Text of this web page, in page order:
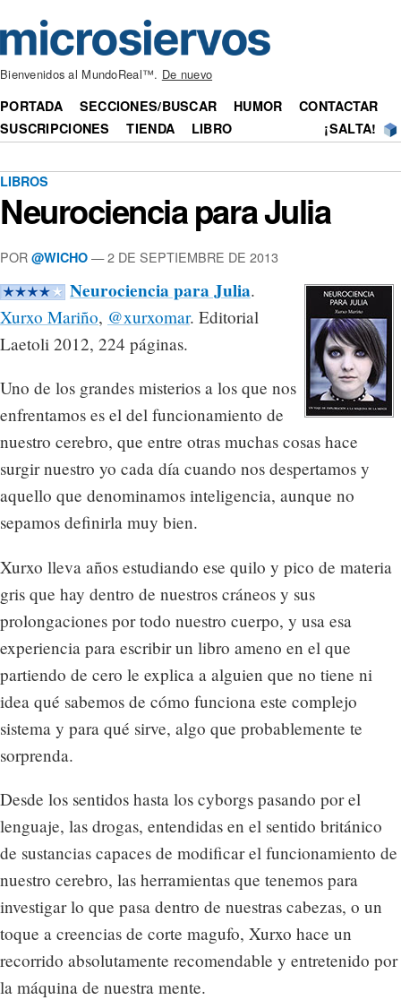
Bienvenidos al MundoReal™. De nuevo
PORTADA SECCIONES/BUSCAR HUMOR
CONTACTAR
SUSCRIPCIONES
TIENDA LIBRO ¡SALTA!
LIBROS
Neurociencia para Julia
POR @WICHO — 2 DE SEPTIEMBRE DE 2013
Neurociencia para Julia.
Xurxo Mariño, @xurxomar. Editorial
Laetoli 2012, 224 páginas.
Uno de los grandes misterios a los que nos
enfrentamos es el del funcionamiento de
nuestro cerebro, que entre otras muchas cosas hace
surgir nuestro yo cada día cuando nos despertamos y
aquello que denominamos inteligencia, aunque no
sepamos definirla muy bien.
Xurxo lleva años estudiando ese quilo y pico de materia
gris que hay dentro de nuestros cráneos y sus
prolongaciones por todo nuestro cuerpo, y usa esa
experiencia para escribir un libro ameno en el que
partiendo de cero le explica a alguien que no tiene ni
idea qué sabemos de cómo funciona este complejo
sistema y para qué sirve, algo que probablemente te
sorprenda.
Desde los sentidos hasta los cyborgs pasando por el
lenguaje, las drogas, entendidas en el sentido británico
de sustancias capaces de modificar el funcionamiento de
nuestro cerebro, las herramientas que tenemos para
investigar lo que pasa dentro de nuestras cabezas, o un
toque a creencias de corte magufo, Xurxo hace un
recorrido absolutamente recomendable y entretenido por
la máquina de nuestra mente.